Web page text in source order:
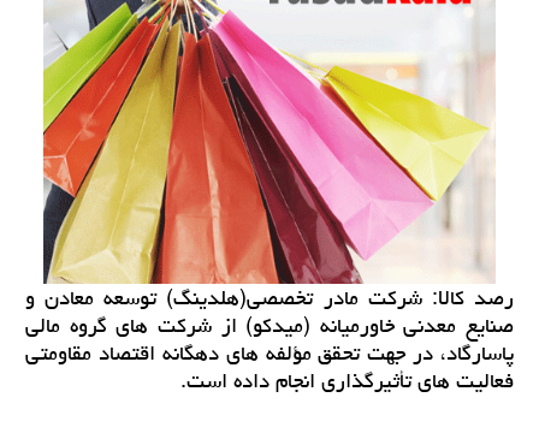
رصد كالا: شركت مادر تخصصی(هلدینگ) توسعه معادن و
صنایع معدنی خاورمیانه (میدكو) از شركت های گروه مالی
پاسارگاد، در جهت تحقق مؤلفه های دهگانه اقتصاد مقاومتی
فعالیت های تأثیرگذاری انجام داده است.